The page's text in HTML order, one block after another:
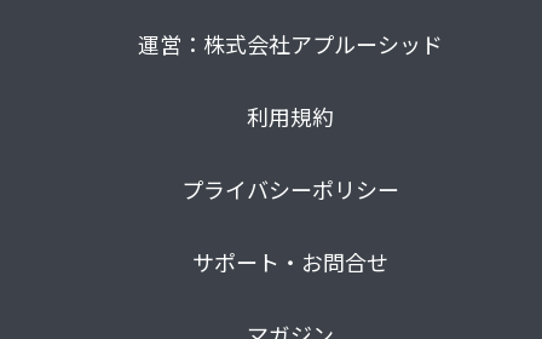
運営：株式会社アプルーシッド
利用規約
プライバシーポリシー
サポート・お問合せ